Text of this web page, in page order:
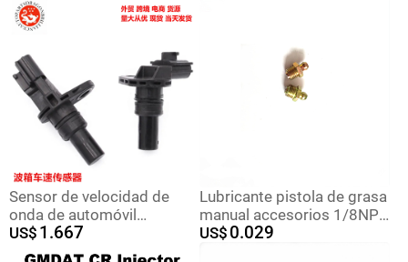
Sensor de velocidad de
onda de automóvil
8651A066 31935 - 1XF01
31935 - 1XF00 8651A067
US$ 1.667
Lubricante pistola de grasa
manual accesorios 1/8NPT
rosca americana, barato y
US$ 0.029